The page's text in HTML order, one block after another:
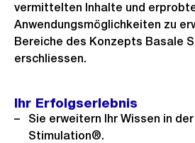
vermittelten Inhalte und
Anwendungsmöglichkeiten zu
Bereiche des Konzepts Basale
erschliessen.
Ihr Erfolgserlebnis
Sie erweitern Ihr Wissen in
Stimulation®.